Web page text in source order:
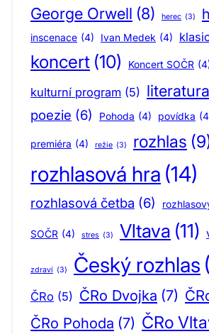
George Orwell (8) herec (3)
inscenace (4) Ivan Medek (4)
koncert (10) Koncert SOČR
kulturní program (5) literatura
poezie (6) Pohoda (4) povídka
premiéra (4) režie (3) rozhlas
rozhlasová hra (14)
rozhlasová četba (6)
SOČR (4) stres (3) Vltava (11)
zdraví (3) Český rozhlas
ČRo (5) ČRo Dvojka (7)
ČRo Pohoda (7) ČRo